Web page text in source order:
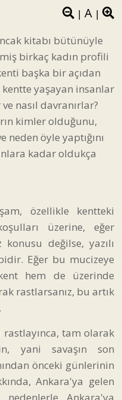
| A |
kitabı bütünüyle
birkaç kadın profili
başka bir açıdan
kentte yaşayan insanlar
nasıl davranırlar?
kimler olduğunu,
neden öyle yaptığını
kadar oldukça
özellikle kentteki
üzerine, eğer
değilse, yazılı
Eğer bu mucizeye
kent hem de üzerinde
rastlarsanız, bu artık
tam olarak
yani savaşın son
önceki günlerinin
Ankara'ya gelen